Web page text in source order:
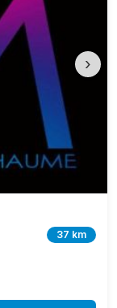
›
37 km